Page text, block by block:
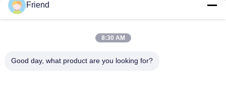
त्वरित लिंक
हमारे बारे में
फैक्टरी यात्रा
गुणवत्ता नियंत्रण
Friend
8:30 AM
Good day, what product are you looking for?